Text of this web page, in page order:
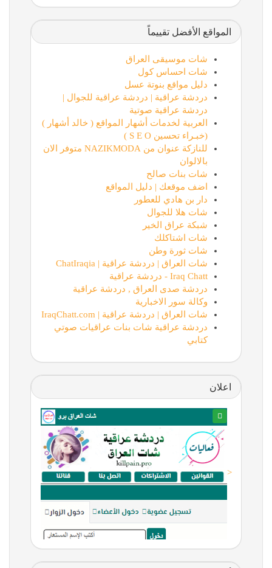
المواقع الأفضل تقييماً
شات موسيقى العراق
شات احساس كول
دليل مواقع بنوتة عسل
دردشة عراقية | دردشة عراقية للجوال |
دردشة عراقية صوتية
العربية لخدمات أشهار المواقع ( خالد أشهار )
(خبـراء تحسين S E O )
للنازكة عنوان من NAZIKMODA متوفر الان
بالالوان
شات بنات صالح
اضف موقعك | دليل المواقع
دار بن هادي للعطور
شات هلا للجوال
شبكة عراق الخير
شات اشتاكلك
شات ثورة وطن
شات العراق | دردشة عراقية | ChatIraqia
Iraq Chatt - دردشة عراقية
دردشة صدى العراق , دردشة عراقية
وكالة سور الاخبارية
شات العراق | دردشة عراقية | IraqChatt.com
دردشة عراقية شات بنات عراقيات صوتي
كتابي
اعلان
<